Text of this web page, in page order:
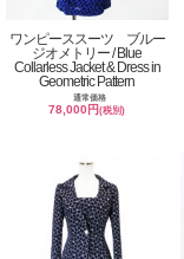
ワンピーススーツ ブルー
ジオメトリー / Blue
Collarless Jacket & Dress in
Geometric Pattern
通常価格
78,000円(税別)